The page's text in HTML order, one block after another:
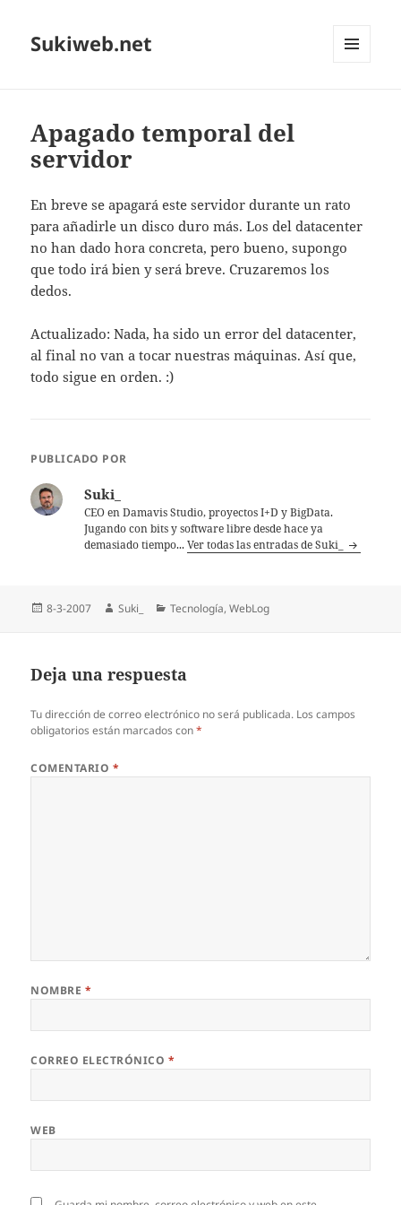
Sukiweb.net
Apagado temporal del
servidor
En breve se apagará este servidor durante un rato
para añadirle un disco duro más. Los del datacenter
no han dado hora concreta, pero bueno, supongo
que todo irá bien y será breve. Cruzaremos los
dedos.
Actualizado: Nada, ha sido un error del datacenter,
al final no van a tocar nuestras máquinas. Así­ que,
todo sigue en orden. :)
PUBLICADO POR
Suki_
CEO en Damavis Studio, proyectos I+D y BigData.
Jugando con bits y software libre desde hace ya
demasiado tiempo...Ver todas las entradas de Suki_
Publicado
8-3-2007 Autor
Suki_ Categorías
Tecnologí­a,WebLog
Deja una respuesta
Tu dirección de correo electrónico no será publicada. Los campos
obligatorios están marcados con*
COMENTARIO *
NOMBRE *
CORREO ELECTRÓNICO *
WEB